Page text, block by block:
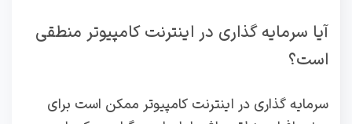
آیا سرمایه گذاری در اینترنت کامپیوتر منطقی
است؟
سرمایه‌ گذاری در اینترنت کامپیوتر ممکن است برای